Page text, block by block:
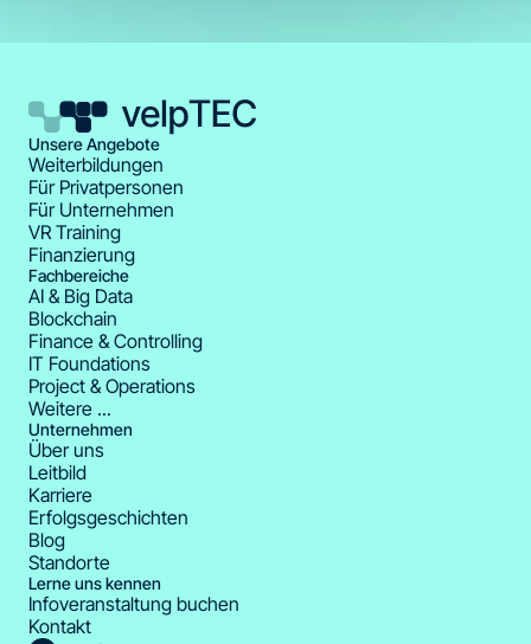
Unsere Angebote
Weiterbildungen
Für Privatpersonen
Für Unternehmen
VR Training
Finanzierung
Fachbereiche
AI & Big Data
Blockchain
Finance & Controlling
IT Foundations
Project & Operations
Weitere ...
Unternehmen
Über uns
Leitbild
Karriere
Erfolgsgeschichten
Blog
Standorte
Lerne uns kennen
Infoveranstaltung buchen
Kontakt